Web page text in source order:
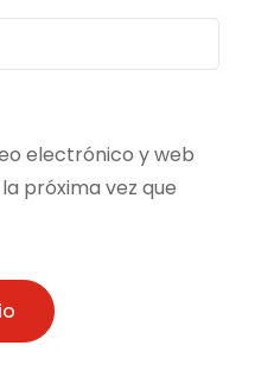
electrónico y web
próxima vez que